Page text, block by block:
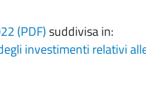
(PDF)suddivisa in:
investimenti relativi